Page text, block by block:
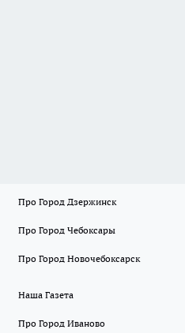
Про Город Дзержинск
Про Город Чебоксары
Про Город Новочебоксарск
Наша Газета
Про Город Иваново